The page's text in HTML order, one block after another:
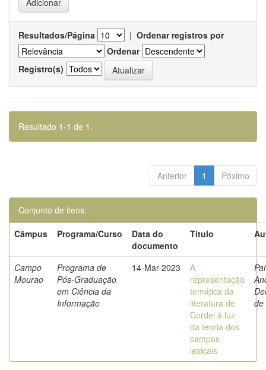
Resultados/Página | Ordenar registros por
Ordenar
Registro(s)
Resultado 1-1 de 1.
Anterior 1 Póximo
Conjunto de itens:
Câmpus
Programa/Curso
Data do
documento
Título
Campo
Mourao
Programa de
Pós-Graduação
em Ciência da
Informação
14-Mar-2023
A
representação
temática da
literatura de
Cordel à luz
da teoria dos
campos
lexicais
de